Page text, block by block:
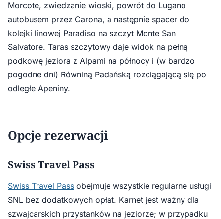
Morcote, zwiedzanie wioski, powrót do Lugano
autobusem przez Carona, a następnie spacer do
kolejki linowej Paradiso na szczyt Monte San
Salvatore. Taras szczytowy daje widok na pełną
podkowę jeziora z Alpami na północy i (w bardzo
pogodne dni) Równiną Padańską rozciągającą się po
odległe Apeniny.
Opcje rezerwacji
Swiss Travel Pass
Swiss Travel Pass obejmuje wszystkie regularne usługi
SNL bez dodatkowych opłat. Karnet jest ważny dla
szwajcarskich przystanków na jeziorze; w przypadku